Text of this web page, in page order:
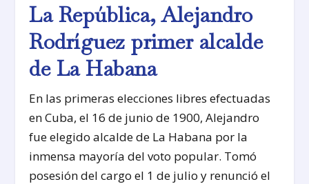
La República, Alejandro
Rodríguez primer alcalde
de La Habana
En las primeras elecciones libres efectuadas
en Cuba, el 16 de junio de 1900, Alejandro
fue elegido alcalde de La Habana por la
inmensa mayoría del voto popular. Tomó
posesión del cargo el 1 de julio y renunció el